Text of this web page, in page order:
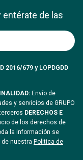
entérate de las
2016/679 y LOPDGDD
Envío de
y servicios de GRUPO
DERECHOS E
de los derechos de
la información se
nuestra Politica de